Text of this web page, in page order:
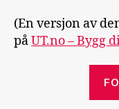
(En versjon av
påUT.no – Bygg